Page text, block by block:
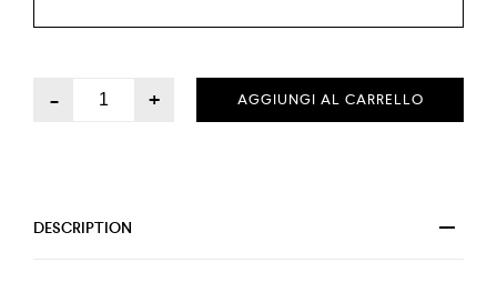
- + AGGIUNGI AL CARRELLO
DESCRIPTION